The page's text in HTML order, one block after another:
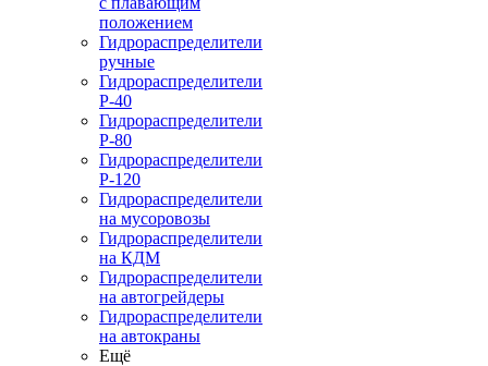
положением
Гидрораспределители
ручные
Гидрораспределители
Р-40
Гидрораспределители
Р-80
Гидрораспределители
Р-120
Гидрораспределители
на мусоровозы
Гидрораспределители
на КДМ
Гидрораспределители
на автогрейдеры
Гидрораспределители
на автокраны
Ещё